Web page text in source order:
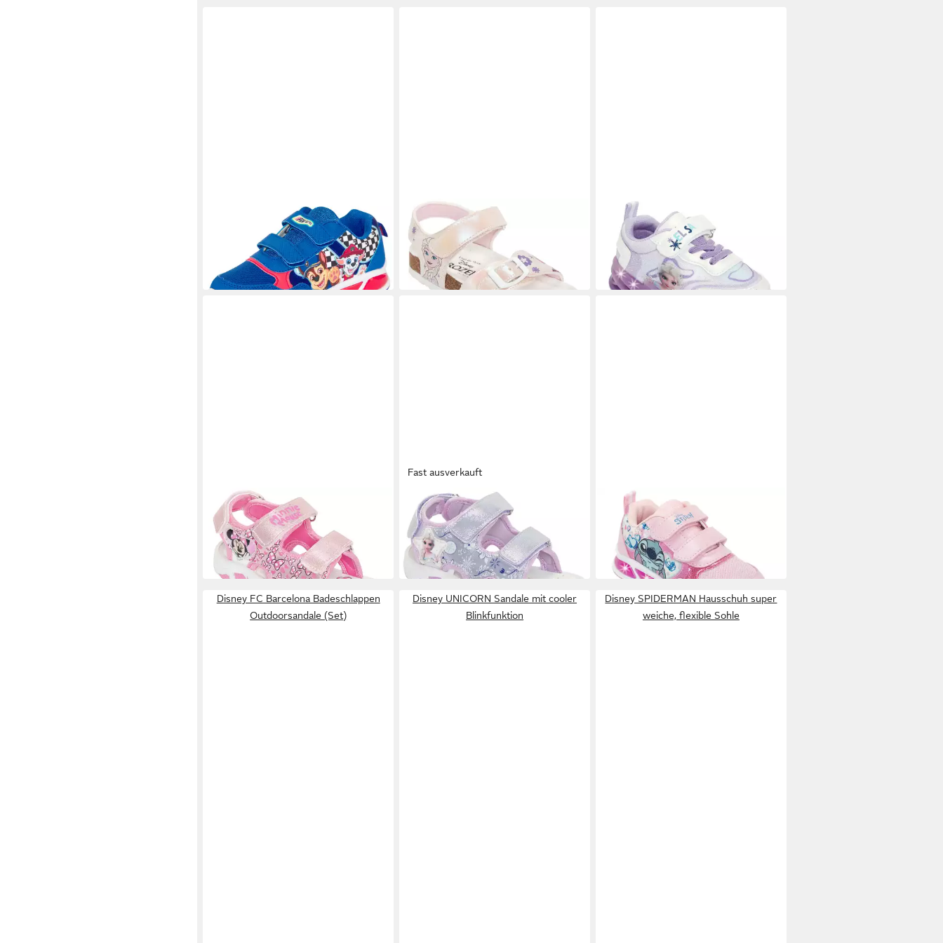
PAW PATROL Sneaker mit cooler
Blinkfunktion
ab 28,99 € UVP34,95 €
-17%
DISNEY
FROZEN Sandale
ab 22,99 € UVP 34,95 €
-34%
DISNEY
FROZEN Sneaker mit cooler
Blinkfunktion
ab 28,99 € UVP34,95 €
-17%
DISNEY
MINNIE Sandale
ab 21,99 € UVP29,95 €
-27%
Fast ausverkauft
DISNEY
FROZEN Sandale
25,99 € UVP29,95 €
-13%
DISNEY
LILO & STITCH Sneaker mit cooler
Blinkfunktion
ab 28,99 € UVP 34,95 €
-17%
Disney FC Barcelona Badeschlappen
Outdoorsandale (Set)
Disney UNICORN Sandale mit cooler
Blinkfunktion
Disney SPIDERMAN Hausschuh super
weiche, flexible Sohle